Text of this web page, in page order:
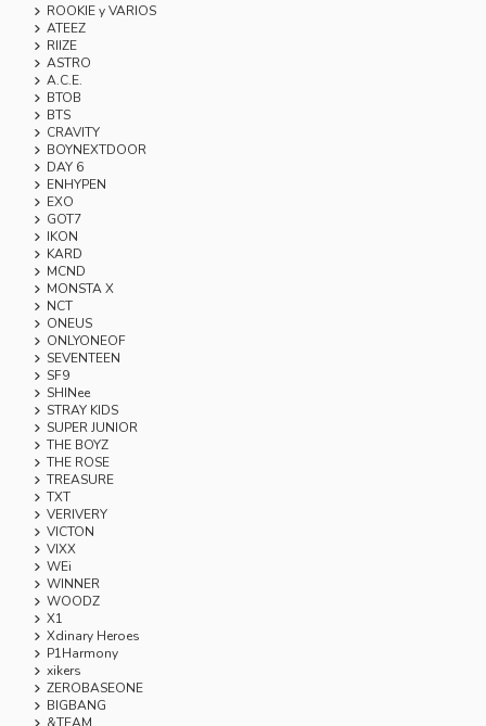
ROOKIE y VARIOS
ATEEZ
RIIZE
ASTRO
A.C.E.
BTOB
BTS
CRAVITY
BOYNEXTDOOR
DAY 6
ENHYPEN
EXO
GOT7
IKON
KARD
MCND
MONSTA X
NCT
ONEUS
ONLYONEOF
SEVENTEEN
SF9
SHINee
STRAY KIDS
SUPER JUNIOR
THE BOYZ
THE ROSE
TREASURE
TXT
VERIVERY
VICTON
VIXX
WEi
WINNER
WOODZ
X1
Xdinary Heroes
P1Harmony
xikers
ZEROBASEONE
BIGBANG
&TEAM